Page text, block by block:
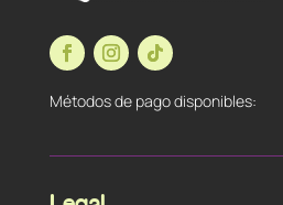
Métodos de pago disponibles: